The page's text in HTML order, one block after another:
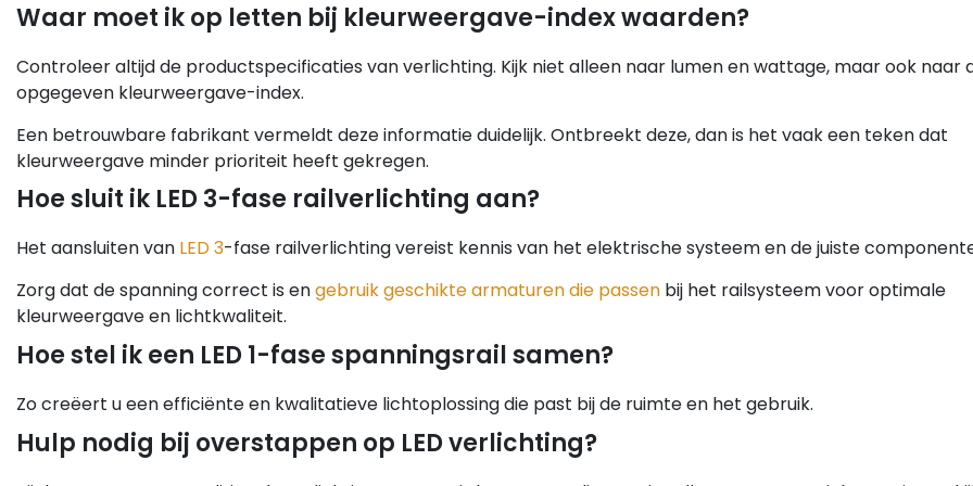
Waar moet ik op letten bij kleurweergave-index waarden?
Controleer altijd de productspecificaties van verlichting. Kijk niet alleen naar lumen en wattage, maar ook naar
opgegeven kleurweergave-index.
Een betrouwbare fabrikant vermeldt deze informatie duidelijk. Ontbreekt deze, dan is het vaak een teken dat
kleurweergave minder prioriteit heeft gekregen.
Hoe sluit ik LED 3-fase railverlichting aan?
Het aansluiten van LED 3-fase railverlichting vereist kennis van het elektrische systeem en de juiste
Zorg dat de spanning correct is engebruik geschikte armaturen die passen bij het railsysteem voor optimale
kleurweergave en lichtkwaliteit.
Hoe stel ik een LED 1-fase spanningsrail samen?
Zo creëert u een efficiënte en kwalitatieve lichtoplossing die past bij de ruimte en het gebruik.
Hulp nodig bij overstappen op LED verlichting?